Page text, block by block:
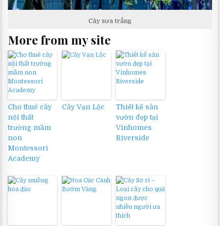
Cây sưa trắng
More from my site
Cho thuê cây
nội thất
trường mầm
non
Montessori
Academy
Cây Vạn Lộc
Thiết kế sân
vườn đẹp tại
Vinhomes
Riverside